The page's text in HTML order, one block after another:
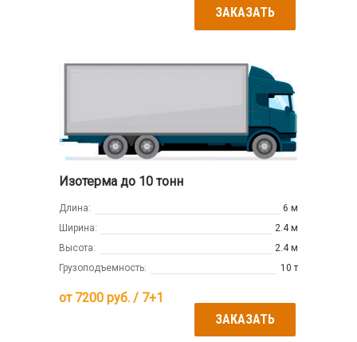
ЗАКАЗАТЬ
Изотерма до 10 тонн
Длина:
6 м
Ширина:
2.4 м
Высота:
2.4 м
Грузоподъемность:
10 т
от 7200 руб. / 7+1
ЗАКАЗАТЬ